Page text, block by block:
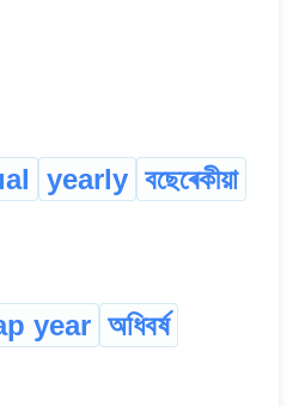
yearly বছেৰেকীয়া
year অধিবৰ্ষ